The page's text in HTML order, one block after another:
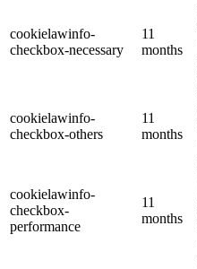
cookielawinfo-
checkbox-necessary
11
months
cookielawinfo-
checkbox-others
11
months
cookielawinfo-
checkbox-
performance
11
months